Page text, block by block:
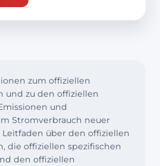
zum offiziellen
und zu den offiziellen
und
Stromverbrauch neuer
über den offiziellen
die offiziellen spezifischen
den offiziellen